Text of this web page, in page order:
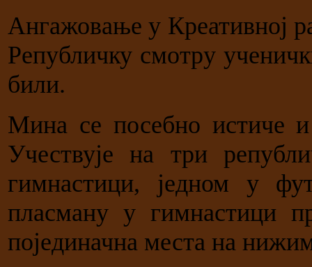
Ангажовање у Креативној
Републичку смотру
били.
Мина се посебно истиче
Учествује на три
гимнастици, једном у
пласману у гимнастици
појединачна места на